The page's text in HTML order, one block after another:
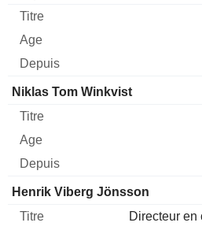
Niklas Tom Winkvist
Henrik Viberg Jönsson
Directeur en